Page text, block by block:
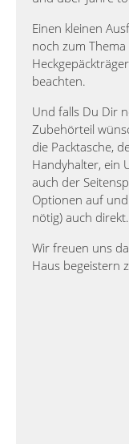
Einen kleinen
noch zum
beachten.
Und falls Du Dir
Zubehörteil
die Packtasche,
Handyhalter, ein
auch der
Optionen auf
nötig) auch direkt.
Wir freuen uns
Haus begeistern